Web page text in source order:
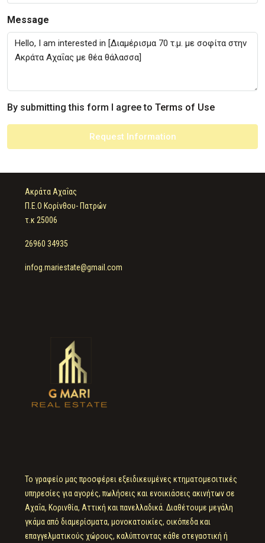
Message
By submitting this form I agree to Terms of Use
Request Information
Ακράτα Αχαΐας
Π.Ε.Ο Κορίνθου- Πατρών
τ.κ 25006
26960 34935
infog.mariestate@gmail.com
Το γραφείο μας προσφέρει εξειδικευμένες κτηματομεσιτικές
υπηρεσίες για αγορές, πωλήσεις και ενοικιάσεις ακινήτων σε
Αχαΐα, Κορινθία, Αττική και πανελλαδικά. Διαθέτουμε μεγάλη
γκάμα από διαμερίσματα, μονοκατοικίες, οικόπεδα και
επαγγελματικούς χώρους, καλύπτοντας κάθε στεγαστική ή